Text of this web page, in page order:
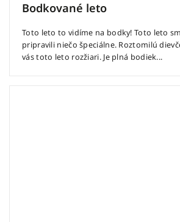
Bodkované leto
Toto leto to vidíme na bodky! Toto leto
pripravili niečo špeciálne. Roztomilú
vás toto leto rozžiari. Je plná bodiek...